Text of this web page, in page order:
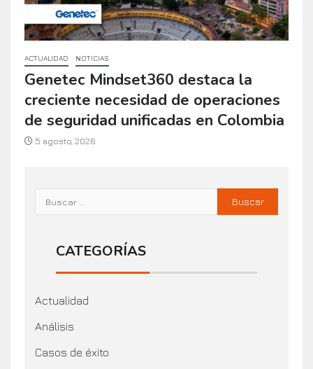
ACTUALIDAD NOTICIAS
Genetec Mindset360 destaca la
creciente necesidad de operaciones
de seguridad unificadas en Colombia
5 agosto, 2026
CATEGORÍAS
Actualidad
Análisis
Casos de éxito